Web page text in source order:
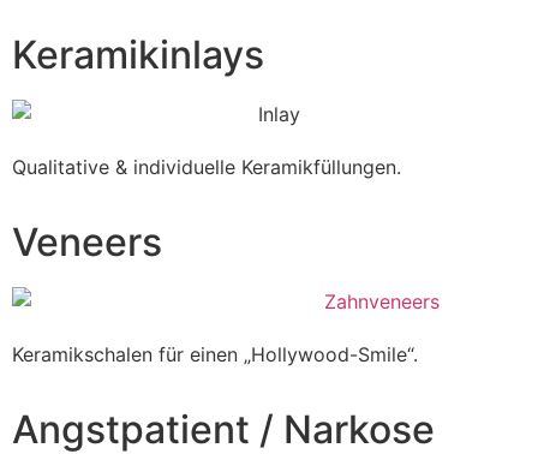
Keramikinlays
Qualitative & individuelle Keramikfüllungen.
Veneers
Keramikschalen für einen „Hollywood-Smile“.
Angstpatient / Narkose